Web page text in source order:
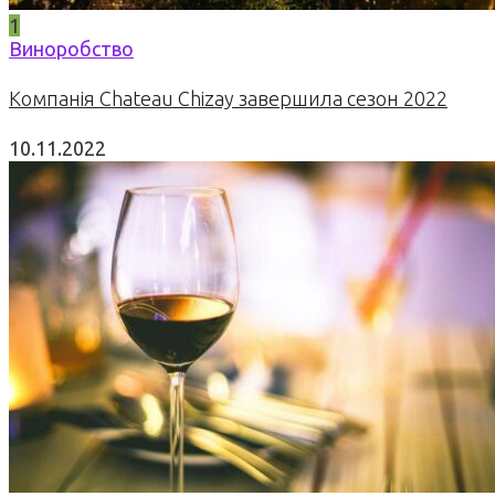
1
Виноробство
Компанія Chateau Chizay завершила сезон 2022
10.11.2022